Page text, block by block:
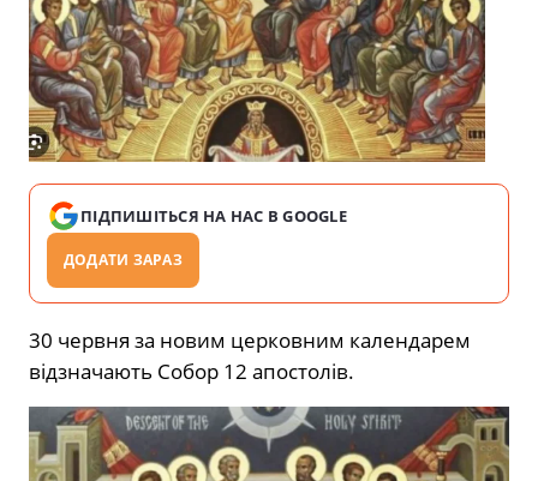
ПІДПИШІТЬСЯ НА НАС В GOOGLE
ДОДАТИ ЗАРАЗ
30 червня за новим церковним календарем
відзначають Собор 12 апостолів.